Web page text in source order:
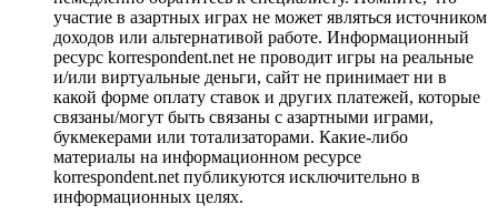
участие в азартных играх не может являться источником
доходов или альтернативой работе. Информационный
ресурс korrespondent.net не проводит игры на реальные
и/или виртуальные деньги, сайт не принимает ни в
какой форме оплату ставок и других платежей, которые
связаны/могут быть связаны с азартными играми,
букмекерами или тотализаторами. Какие-либо
материалы на информационном ресурсе
korrespondent.net публикуются исключительно в
информационных целях.